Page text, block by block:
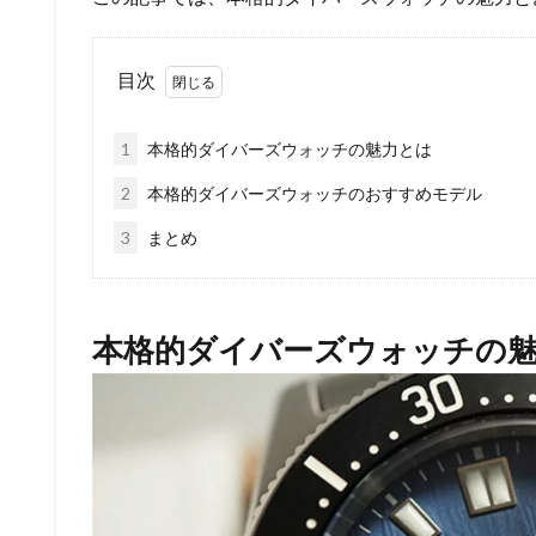
目次
1 本格的ダイバーズウォッチの魅力とは
2 本格的ダイバーズウォッチのおすすめモデル
3 まとめ
本格的ダイバーズウォッチの